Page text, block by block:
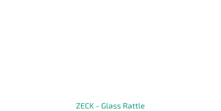
ZECK - Glass Rattle